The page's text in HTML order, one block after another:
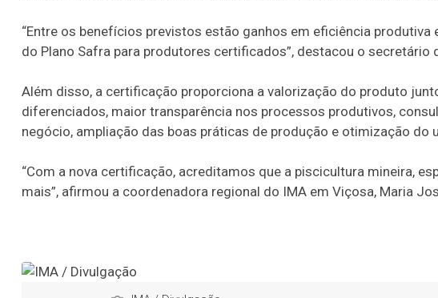
“Entre os benefícios previstos estão ganhos em eficiência
do Plano Safra para produtores certificados”, destacou o secretário
Além disso, a certificação proporciona a valorização do produto
diferenciados, maior transparência nos processos produtivos,
negócio, ampliação das boas práticas de produção e otimização do
“Com a nova certificação, acreditamos que a piscicultura mineira,
mais”, afirmou a coordenadora regional do IMA em Viçosa, Maria